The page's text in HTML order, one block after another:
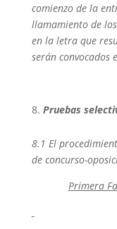
comienzo de la
llamamiento de
en la letra que
serán convocados
Pruebas
8.1 El
de concurso-
Primera